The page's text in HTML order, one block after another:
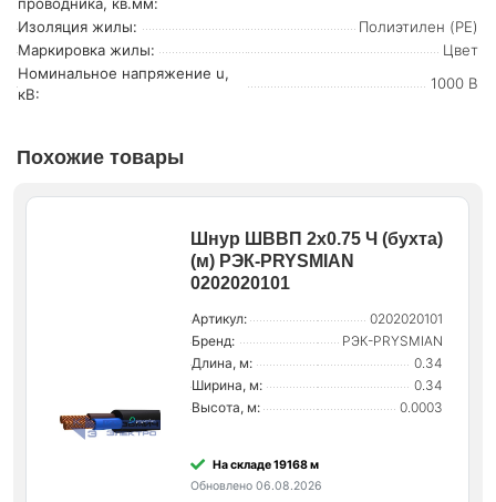
проводника, кв.мм:
Изоляция жилы:
Полиэтилен (PE)
Маркировка жилы:
Цвет
Номинальное напряжение u,
кВ:
1000 В
Похожие товары
Шнур ШВВП 2х0.75 Ч (бухта)
(м) РЭК-PRYSMIAN
0202020101
Артикул:
0202020101
Бренд:
РЭК-PRYSMIAN
Длина, м:
0.34
Ширина, м:
0.34
Высота, м:
0.0003
На складе 19168 м
Обновлено 06.08.2026